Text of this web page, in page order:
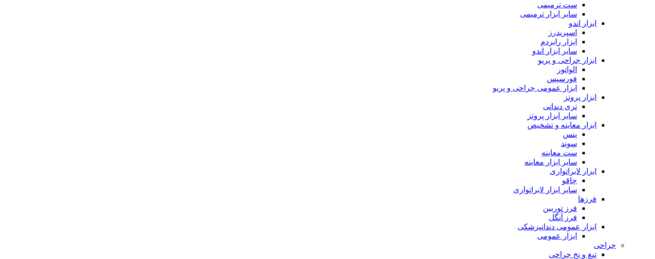
ست ترمیمی
سایر ابزار ترمیمی
ابزار اندو
اسپریدرز
ابزار رابردم
سایر ابزار اندو
ابزار جراحی و پریو
الواتور
فورسپس
ابزار عمومی جراحی و پریو
ابزار پروتز
تری دندانی
سایر ابزار پروتز
ابزار معاینه و تشخیص
پنس
سوند
ست معاینه
سایر ابزار معاینه
ابزار لابراتواری
چاقو
سایر ابزار لابراتواری
فرزها
فرز توربین
فرز آنگل
ابزار عمومی دندانپزشکی
ابزار عمومی
جراحی
تیغ و نخ جراحی